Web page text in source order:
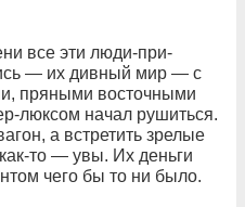
все эти люди-при-
— их дивный мир — с
пряными восточными
люксом начал рушиться.
а встретить зрелые
то — увы. Их деньги
чего бы то ни было.